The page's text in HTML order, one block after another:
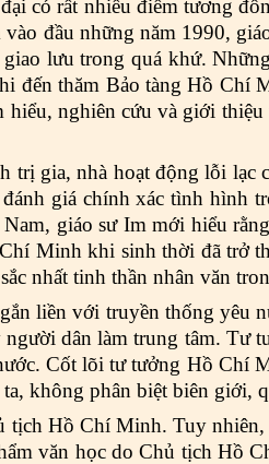
có rất nhiều điểm tương
đầu những năm 1990,
lưu trong quá khứ.
thăm Bảo tàng Hồ Chí
nghiên cứu và giới
gia, nhà hoạt động lỗi
giá chính xác tình hình
giáo sư Im mới hiểu
Minh khi sinh thời đã trở
nhất tinh thần nhân văn
liền với truyền thống yêu
dân làm trung tâm. Tư
Cốt lõi tư tưởng Hồ Chí
không phân biệt biên giới,
Hồ Chí Minh. Tuy
văn học do Chủ tịch Hồ